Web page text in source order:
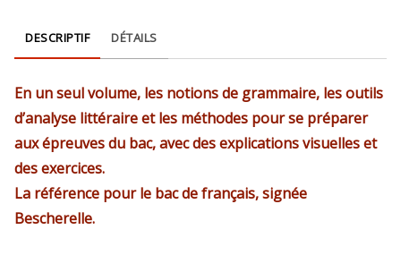
DESCRIPTIF DÉTAILS
En un seul volume, les notions de grammaire, les outils
d’analyse littéraire et les méthodes pour se préparer
aux épreuves du bac, avec des explications visuelles et
des exercices.
La référence pour le bac de français, signée
Bescherelle.